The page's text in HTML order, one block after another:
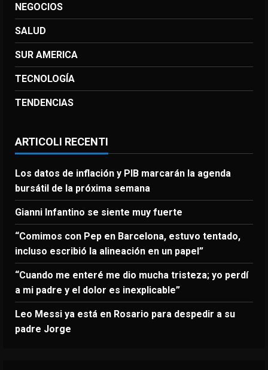
NEGOCIOS
SALUD
SUR AMERICA
TECNOLOGÍA
TENDENCIAS
ARTICOLI RECENTI
Los datos de inflación y PIB marcarán la agenda
bursátil de la próxima semana
Gianni Infantino se siente muy fuerte
“Comimos con Pep en Barcelona, estuvo tentado,
incluso escribió la alineación en un papel”
“Cuando me enteré me dio mucha tristeza; yo perdí
a mi padre y el dolor es inexplicable”
Leo Messi ya está en Rosario para despedir a su
padre Jorge